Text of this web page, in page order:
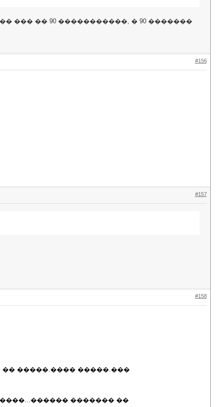
��� �� 90 �����������, � 90 �������
#156
#157
#158
�����.���� �����.���
������� ��